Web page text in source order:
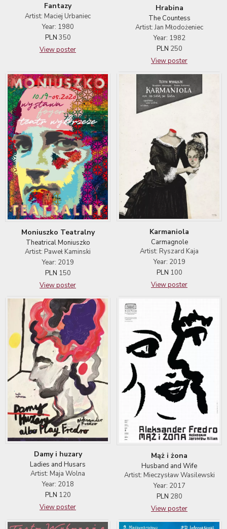
Fantazy
Artist: Maciej Urbaniec
Year: 1980
PLN 350
View poster
Hrabina
The Countess
Artist: Jan Młodożeniec
Year: 1982
PLN 250
View poster
Moniuszko Teatralny
Theatrical Moniuszko
Artist: Paweł Kaminski
Year: 2019
PLN 150
View poster
Karmaniola
Carmagnole
Artist: Ryszard Kaja
Year: 2019
PLN 100
View poster
Damy i huzary
Ladies and Husars
Artist: Maja Wolna
Year: 2018
PLN 120
View poster
Mąż i żona
Husband and Wife
Artist: Mieczysław Wasilewski
Year: 2017
PLN 280
View poster